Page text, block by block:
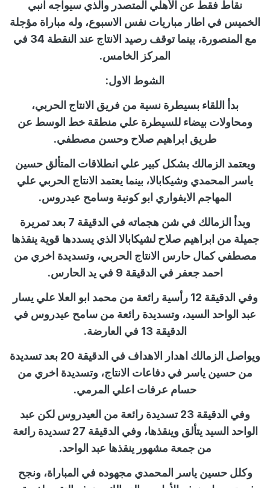
نقاط فقط عن الأهلي المتصدر والذي سيواجه انبي
الخميس في اطار مباريات نفس الاسبوع، وله مباراة مؤجلة
مع المنصورة، بينما توقف رصيد الانتاج عند النقطة 34 في
المركز الخامس.
الشوط الاول:
بدأ اللقاء بسيطرة نسية من فريق الانتاج الحربي،
ومحاولات بيضاء للسيطرة علي منطقة خط الوسط عن
طريق ابراهيم صلاح وحسن مصطفي.
ويعتمد الزمالك بشكل كبير علي انطلاقات المتألق حسين
ياسر المحمدي وشيكابالا، بينما يعتمد الانتاج الحربي علي
المهاجم الايفواري ابو كونية وسامح عيدروس.
وبدأ الزمالك في شن هجماته في الدقيقة 7 بعد تمريرة
جميلة من ابراهيم صلاح لشيكابالا الذي يسددها قوية ينقذها
مصطفي كمال حارس الانتاج الحربي، وتسديدة اخري من
احمد جعفر في الدقيقة 9 في يد الحارس.
وفي الدقيقة 12 رأسية رائعة من محمد ابو العلا علي يسار
عبد الواحد السيد، وتسديدة رائعة من سامح عيدروس في
الدقيقة 13 في العارضة.
ويواصل الزمالك اهدار الاهداف في الدقيقة 20 بعد تسديدة
من حسين ياسر في دفاعات الانتاج، وتسديدة اخري من
حسام عرفات اعلي المرمي.
وفي الدقيقة 23 تسديدة رائعة من العيدروس لكن عبد
الواحد السيد يتألق وينقذها، وفي الدقيقة 27 تسديدة رائعة
من جمعة مشهور ينقذها عبد الواحد.
وكلل حسين ياسر المحمدي مجهوده في المباراة، ونجح